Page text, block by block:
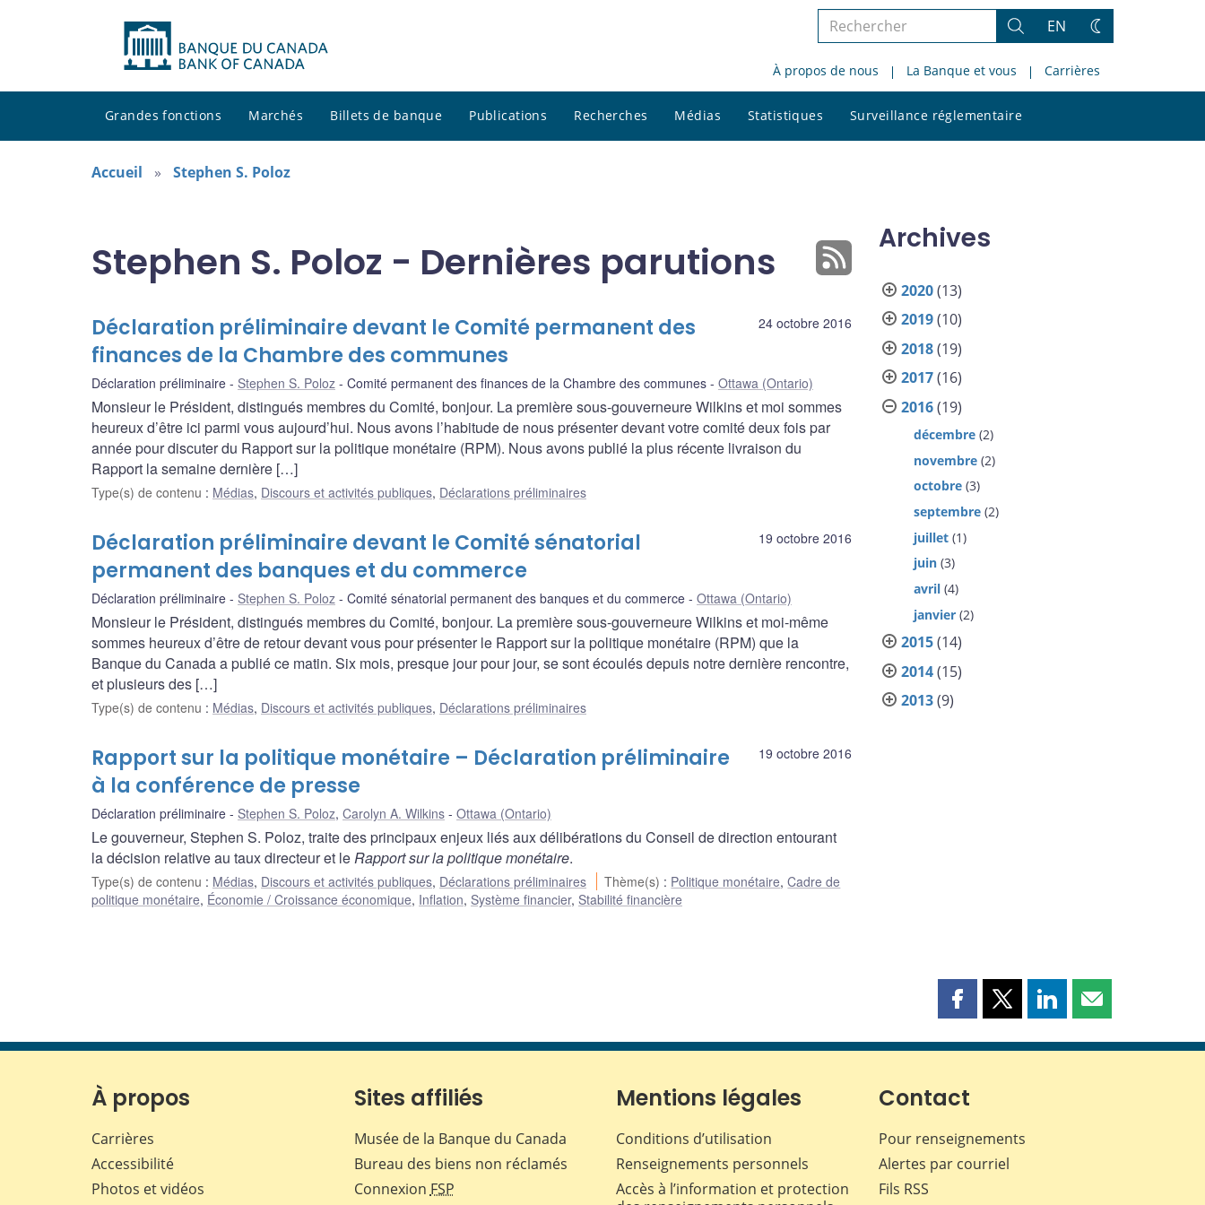
Rechercher
le
site
Rechercher
EN
Changez
thème
À propos de nous La Banque et vous Carrières
Grandes fonctions Marchés Billets de banque Publications Recherches Médias Statistiques Surveillance réglementaire
le
Accueil Stephen S. Poloz
Stephen S. Poloz - Dernières parutions
24 octobre 2016
Déclaration préliminaire devant le Comité permanent des
finances de la Chambre des communes
Déclaration préliminaire Stephen S. Poloz Comité permanent des finances de la Chambre des communes Ottawa (Ontario)
Monsieur le Président, distingués membres du Comité, bonjour. La première sous-gouverneure Wilkins et moi sommes
heureux d’être ici parmi vous aujourd’hui. Nous avons l’habitude de nous présenter devant votre comité deux fois par
année pour discuter du Rapport sur la politique monétaire (RPM). Nous avons publié la plus récente livraison du
Rapport la semaine dernière […]
Type(s) de contenu : Médias, Discours et activités publiques, Déclarations préliminaires
19 octobre 2016
Déclaration préliminaire devant le Comité sénatorial
permanent des banques et du commerce
Déclaration préliminaire Stephen S. Poloz Comité sénatorial permanent des banques et du commerce Ottawa (Ontario)
Monsieur le Président, distingués membres du Comité, bonjour. La première sous-gouverneure Wilkins et moi-même
sommes heureux d’être de retour devant vous pour présenter le Rapport sur la politique monétaire (RPM) que la
Banque du Canada a publié ce matin. Six mois, presque jour pour jour, se sont écoulés depuis notre dernière rencontre,
et plusieurs des […]
Type(s) de contenu : Médias, Discours et activités publiques, Déclarations préliminaires
19 octobre 2016
Rapport sur la politique monétaire – Déclaration préliminaire
à la conférence de presse
Déclaration préliminaire Stephen S. Poloz, Carolyn A. Wilkins Ottawa (Ontario)
Le gouverneur, Stephen S. Poloz, traite des principaux enjeux liés aux délibérations du Conseil de direction entourant
la décision relative au taux directeur et leRapport sur la politique monétaire.
Type(s) de contenu : Médias, Discours et activités publiques, Déclarations préliminaires Thème(s) : Politique monétaire,Cadre de
politique monétaire, Économie / Croissance économique, Inflation, Système financier, Stabilité financière
Archives
2020(13)
2019(10)
2018(19)
2017(16)
2016(19)
décembre (2)
novembre (2)
octobre (3)
septembre (2)
juillet (1)
juin (3)
avril (4)
janvier (2)
2015(14)
2014(15)
2013(9)
Partager
page
Facebook
Partager
page
Partager
page
Partager
page
À propos
Carrières
Accessibilité
Photos et vidéos
Sites affiliés
Musée de la Banque du Canada
Bureau des biens non réclamés
Connexion FSP
Mentions légales
Conditions d’utilisation
Renseignements personnels
Accès à l’information et protection
Contact
Pour renseignements
Alertes par courriel
Fils RSS